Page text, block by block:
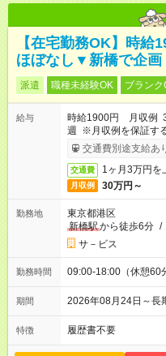
【在宅勤務OK】時給
ほぼなし▼新橋で企画
派遣 職種未経験OK ブランク
給与
時給1900円 月収例
週 ※月収例を保証す
交通費別途支給あ
交通費 1ヶ月3万円を
月収例 30万円～
勤務地
東京都港区
新橋駅から徒歩6分 /
サ－ビス
勤務時間 09:00-18:00（休憩60
期間 2026年08月24日～
特徴 履歴書不要